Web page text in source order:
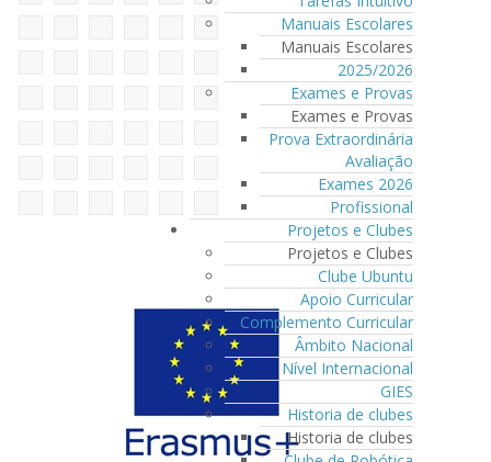
Manuais Escolares
Manuais Escolares
2025/2026
Exames e Provas
Exames e Provas
Prova Extraordinária
Avaliação
Exames 2026
Profissional
Projetos e Clubes
Projetos e Clubes
Clube Ubuntu
Apoio Curricular
Complemento Curricular
Âmbito Nacional
Nível Internacional
GIES
Historia de clubes
Historia de clubes